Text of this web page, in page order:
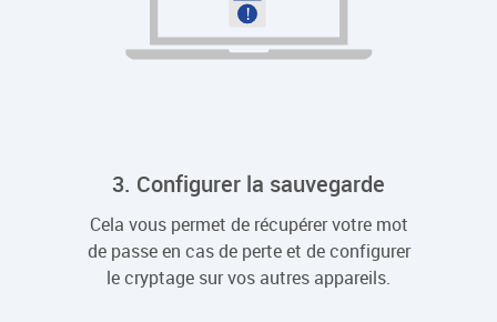
3. Configurer la sauvegarde
Cela vous permet de récupérer votre mot
de passe en cas de perte et de configurer
le cryptage sur vos autres appareils.